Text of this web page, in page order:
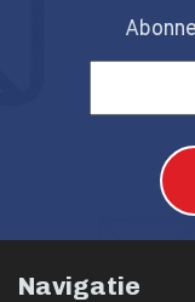
Navigatie